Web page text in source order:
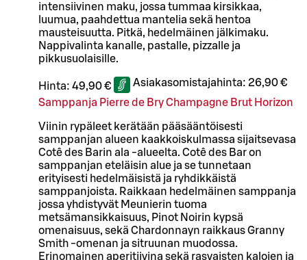
intensiivinen maku, jossa tummaa kirsikkaa,
luumua, paahdettua mantelia sekä hentoa
mausteisuutta. Pitkä, hedelmäinen jälkimaku.
Nappivalinta kanalle, pastalle, pizzalle ja
pikkusuolaisille.
Hinta: 49,90 € Asiakasomistajahinta: 26,90 €
Samppanja Pierre de Bry Champagne Brut Horizon
Viinin rypäleet kerätään pääsääntöisesti
samppanjan alueen kaakkoiskulmassa sijaitsevasa
Cotê des Barin ala -alueelta. Cotê des Bar on
samppanjan eteläisin alue ja se tunnetaan
erityisesti hedelmäisistä ja ryhdikkäistä
samppanjoista. Raikkaan hedelmäinen samppanja
jossa yhdistyvät Meunierin tuoma
metsämansikkaisuus, Pinot Noirin kypsä
omenaisuus, sekä Chardonnayn raikkaus Granny
Smith -omenan ja sitruunan muodossa.
Erinomainen aperitiivina sekä rasvaisten kalojen ja